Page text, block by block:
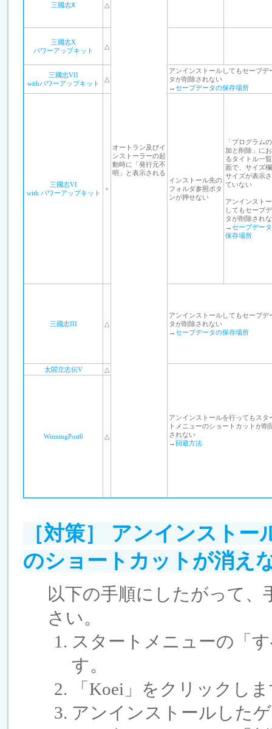
オートラン及びイ
ンストーラーの起
動時に「発行元不
明」と表示される
三國志Ⅹ △
三國志X
パワーアップキット
△
三國志VII
withパワーアップキット
△
アンインストールしてもセーブデ
タが削除されない
→セーブデータの保存場所
三國志VI
with パワーアップキット
×
インストール先の
フォルダ参照ボタ
ンが押せない
「プログラム
加と削除」に
るタイトル一
面で、サイズ
サイズが表示
ていない
アンインスト
してもセーブ
タが削除され
→セーブデー
保存場所
三國志III △
アンインストールしてもセーブデ
タが削除されない
→セーブデータの保存場所
太閤立志伝V △
アンインストールを行ってもスタ
トメニューのショートカットが削
されない
→ 回避方法
WinningPost6 △
［対策］ アンインスト
のショートカットが消え
以下の手順にしたがって
さい。
スタートメニューの「
す。
「Koei」をクリックし
アンインストールした